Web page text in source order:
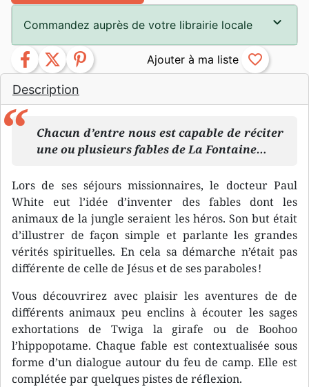
Description
Chacun d’entre nous est capable de réciter
une ou plusieurs fables de La Fontaine…
Lors de ses séjours missionnaires, le docteur Paul
White eut l’idée d’inventer des fables dont les
animaux de la jungle seraient les héros. Son but était
d’illustrer de façon simple et parlante les grandes
vérités spirituelles. En cela sa démarche n’était pas
différente de celle de Jésus et de ses paraboles !
Vous découvrirez avec plaisir les aventures de de
différents animaux peu enclins à écouter les sages
exhortations de Twiga la girafe ou de Boohoo
l’hippopotame. Chaque fable est contextualisée sous
forme d’un dialogue autour du feu de camp. Elle est
complétée par quelques pistes de réflexion.
Commandez auprès de votre librairie locale
facebook twitter pinterest favorite_border